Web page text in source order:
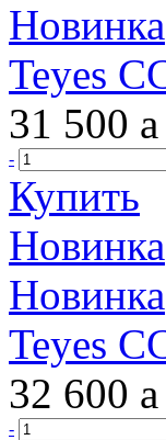
Новинка
Teyes
31 500 a
-
Купить
Новинка
Новинка
Teyes
32 600 a
-